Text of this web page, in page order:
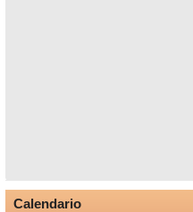
Calendario